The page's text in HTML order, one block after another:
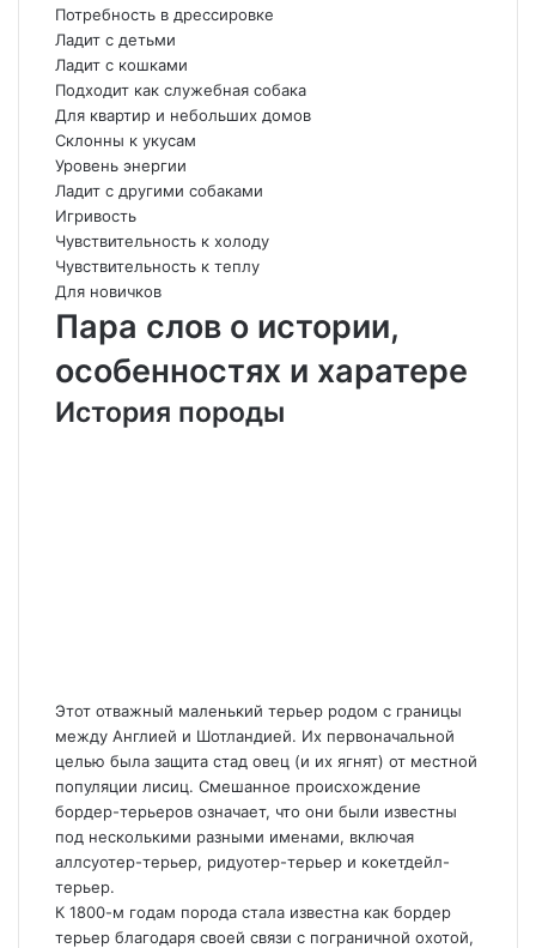
Потребность в дрессировке
Ладит с детьми
Ладит с кошками
Подходит как служебная собака
Для квартир и небольших домов
Склонны к укусам
Уровень энергии
Ладит с другими собаками
Игривость
Чувствительность к холоду
Чувствительность к теплу
Для новичков
Пара слов о истории,
особенностях и харатере
История породы
Этот отважный маленький терьер родом с границы
между Англией и Шотландией. Их первоначальной
целью была защита стад овец (и их ягнят) от местной
популяции лисиц. Смешанное происхождение
бордер-терьеров означает, что они были известны
под несколькими разными именами, включая
аллсуотер-терьер, ридуотер-терьер и кокетдейл-
терьер.
К 1800-м годам порода стала известна как бордер
терьер благодаря своей связи с пограничной охотой,